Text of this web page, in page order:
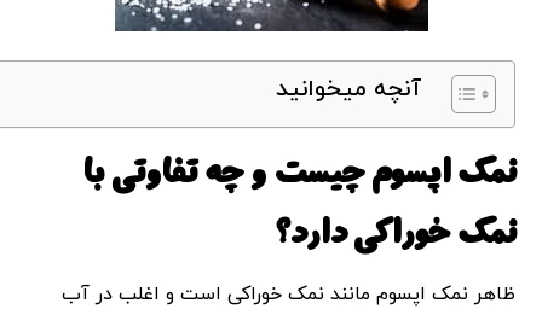
آنچه میخوانید
نمک اپسوم چیست و چه تفاوتی با
نمک خوراکی دارد؟
ظاهر نمک اپسوم مانند نمک خوراکی است و اغلب در آب